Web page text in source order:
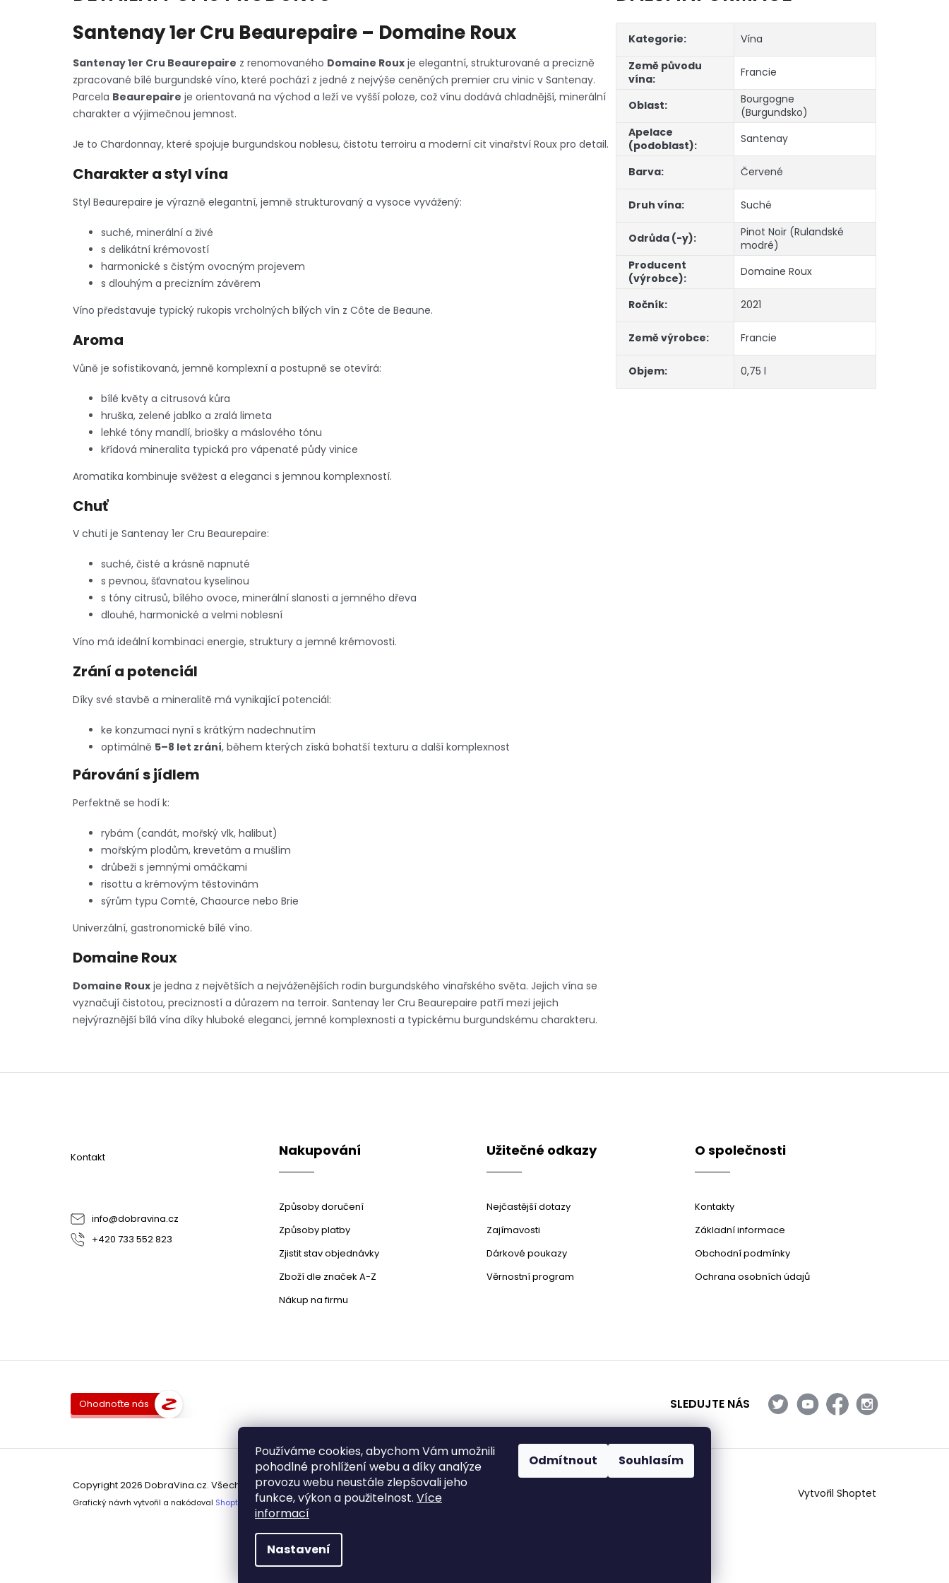
Používáme cookies, abychom Vám umožnili
pohodlné prohlížení webu a díky analýze
provozu webu neustále zlepšovali jeho
funkce, výkon a použitelnost. Více
informací
Nastavení
Odmítnout Souhlasím
Santenay 1er Cru Beaurepaire – Domaine Roux
Santenay 1er Cru Beaurepaire z renomovaného Domaine Roux je elegantní, strukturované a precizně
zpracované bílé burgundské víno, které pochází z jedné z nejvýše ceněných premier cru vinic v Santenay.
Parcela Beaurepaire je orientovaná na východ a leží ve vyšší poloze, což vínu dodává chladnější, minerální
charakter a výjimečnou jemnost.
Je to Chardonnay, které spojuje burgundskou noblesu, čistotu terroiru a moderní cit vinařství Roux pro detail.
Charakter a styl vína
Styl Beaurepaire je výrazně elegantní, jemně strukturovaný a vysoce vyvážený:
suché, minerální a živé
s delikátní krémovostí
harmonické s čistým ovocným projevem
s dlouhým a precizním závěrem
Víno představuje typický rukopis vrcholných bílých vín z Côte de Beaune.
Aroma
Vůně je sofistikovaná, jemně komplexní a postupně se otevírá:
bílé květy a citrusová kůra
hruška, zelené jablko a zralá limeta
lehké tóny mandlí, briošky a máslového tónu
křídová mineralita typická pro vápenaté půdy vinice
Aromatika kombinuje svěžest a eleganci s jemnou komplexností.
Chuť
V chuti je Santenay 1er Cru Beaurepaire:
suché, čisté a krásně napnuté
s pevnou, šťavnatou kyselinou
s tóny citrusů, bílého ovoce, minerální slanosti a jemného dřeva
dlouhé, harmonické a velmi noblesní
Víno má ideální kombinaci energie, struktury a jemné krémovosti.
Zrání a potenciál
Díky své stavbě a mineralitě má vynikající potenciál:
ke konzumaci nyní s krátkým nadechnutím
optimálně 5–8 let zrání, během kterých získá bohatší texturu a další komplexnost
Párování s jídlem
Perfektně se hodí k:
rybám (candát, mořský vlk, halibut)
mořským plodům, krevetám a mušlím
drůbeži s jemnými omáčkami
risottu a krémovým těstovinám
sýrům typu Comté, Chaource nebo Brie
Univerzální, gastronomické bílé víno.
Domaine Roux
Domaine Roux je jedna z největších a nejváženějších rodin burgundského vinařského světa. Jejich vína se
vyznačují čistotou, precizností a důrazem na terroir. Santenay 1er Cru Beaurepaire patří mezi jejich
nejvýraznější bílá vína díky hluboké eleganci, jemné komplexnosti a typickému burgundskému charakteru.
Kategorie:
Vína
Země původu
vína: Francie
Oblast:
Bourgogne
(Burgundsko)
Apelace
(podoblast): Santenay
Barva: Červené
Druh vína: Suché
Odrůda (-y):
Pinot Noir (Rulandské
modré)
Producent
(výrobce): Domaine Roux
Ročník: 2021
Země výrobce: Francie
Objem: 0,75 l
Z
Kontakt
info@dobravina.cz
+420 733 552 823
Nakupování
Způsoby doručení
Způsoby platby
Zjistit stav objednávky
Zboží dle značek A-Z
Nákup na firmu
Užitečné odkazy
Nejčastější dotazy
Zajímavosti
Dárkové poukazy
Věrnostní program
O společnosti
Kontakty
Základní informace
Obchodní podmínky
Ochrana osobních údajů
Ohodnoťte nás SLEDUJTE NÁS
Vytvořil Shoptet
Copyright 2026 DobraVina.cz. Všechna práva vyhrazena. Upravit nastavení cookies
Grafický návrh vytvořil a nakódoval Shoptak.cz